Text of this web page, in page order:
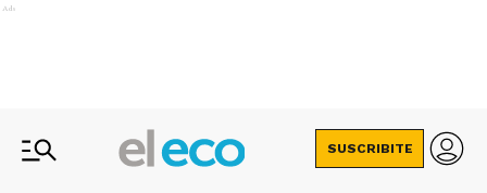
Ads
SUSCRIBITE